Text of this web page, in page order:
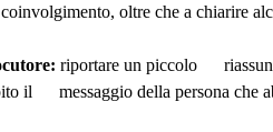
oltre che a chiarire
riportare un piccolo
il messaggio della persona che